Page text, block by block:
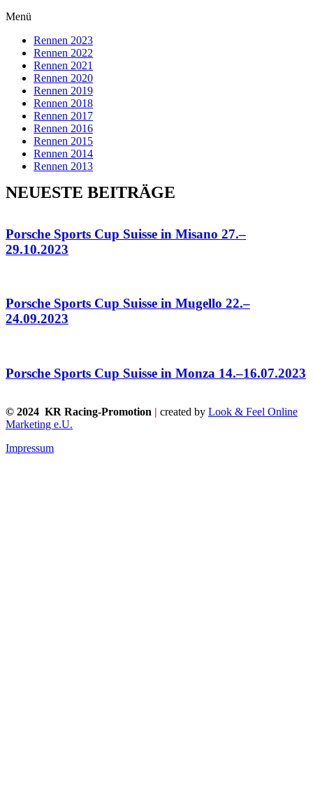
Menü
Rennen 2023
Rennen 2022
Rennen 2021
Rennen 2020
Rennen 2019
Rennen 2018
Rennen 2017
Rennen 2016
Rennen 2015
Rennen 2014
Rennen 2013
NEUESTE BEITRÄGE
Porsche Sports Cup Suisse in Misano 27.–
29.10.2023
Porsche Sports Cup Suisse in Mugello 22.–
24.09.2023
Porsche Sports Cup Suisse in Monza 14.–16.07.2023
© 2024 KR Racing-Promotion | created by Look & Feel Online
Marketing e.U.
Impressum